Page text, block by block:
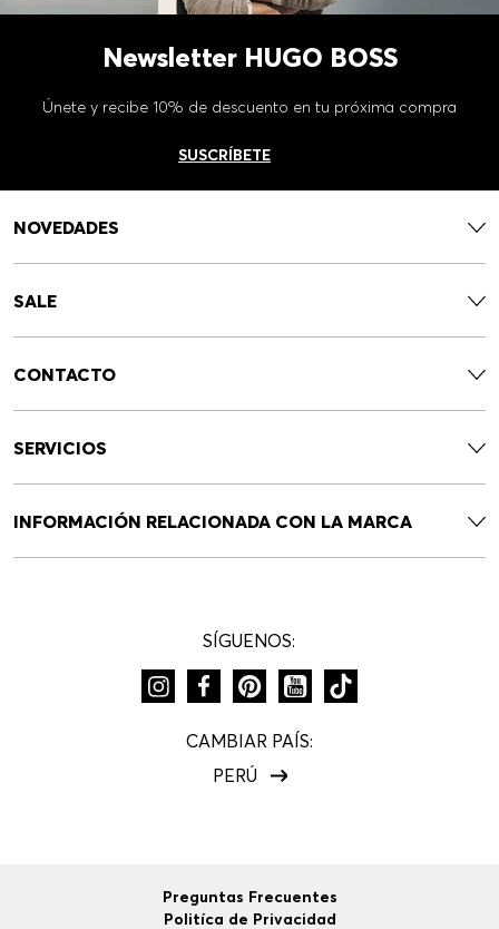
Newsletter HUGO BOSS
Únete y recibe 10% de descuento en tu próxima compra
SUSCRÍBETE
NOVEDADES
SALE
CONTACTO
SERVICIOS
INFORMACIÓN RELACIONADA CON LA MARCA
SÍGUENOS:
CAMBIAR PAÍS:
PERÚ
Preguntas Frecuentes
Politíca de Privacidad